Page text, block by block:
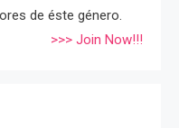
de éste género.
>>> Join Now!!!